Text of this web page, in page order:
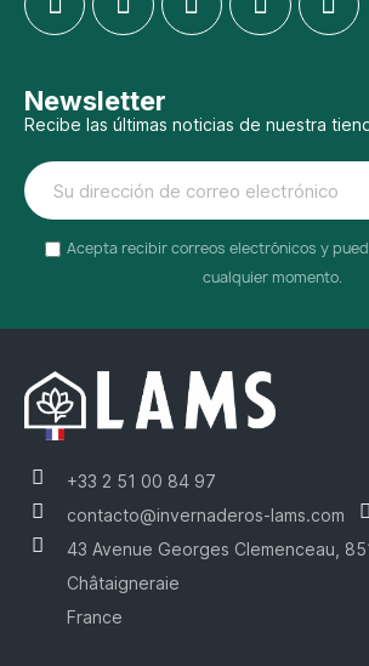
Newsletter
Recibe las últimas noticias de nuestra
Acepta recibir correos electrónicos y
cualquier momento.
+33 2 51 00 84 97
contacto@invernaderos-lams.com
43 Avenue Georges Clemenceau,
Châtaigneraie
France